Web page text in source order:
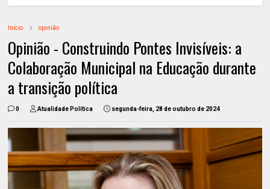
Início opinião
Opinião - Construindo Pontes Invisíveis: a
Colaboração Municipal na Educação durante
a transição política
0 Atualidade Política segunda-feira, 28 de outubro de 2024